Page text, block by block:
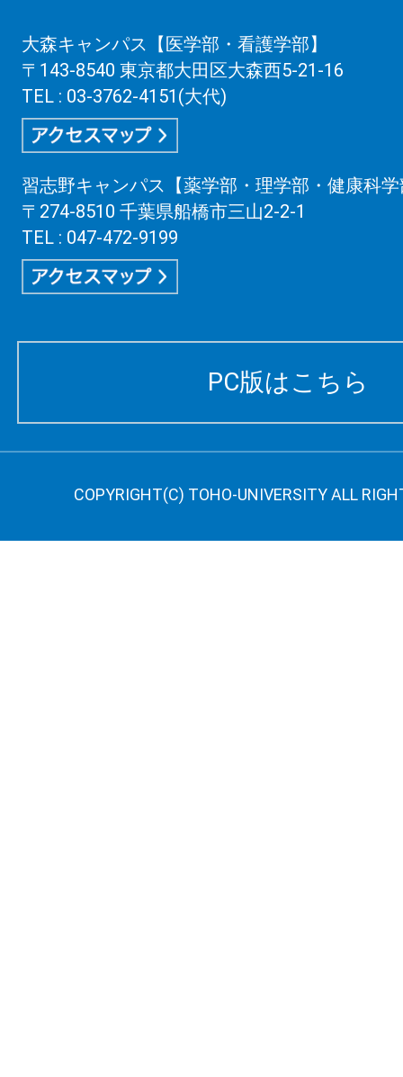
大森キャンパス【医学部・看護学部】
〒143-8540 東京都大田区大森西5-21-16
TEL : 03-3762-4151(大代)
習志野キャンパス【薬学部・理学部・健康科
〒274-8510 千葉県船橋市三山2-2-1
TEL : 047-472-9199
PC版はこちら
COPYRIGHT(C) TOHO-UNIVERSITY ALL